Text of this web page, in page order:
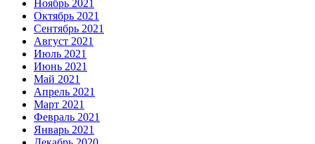
Ноябрь 2021
Октябрь 2021
Сентябрь 2021
Август 2021
Июль 2021
Июнь 2021
Май 2021
Апрель 2021
Март 2021
Февраль 2021
Январь 2021